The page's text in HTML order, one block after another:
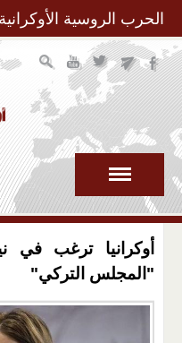
الحرب الروسية
أوكرانيا ترغب
"المجلس التركي"